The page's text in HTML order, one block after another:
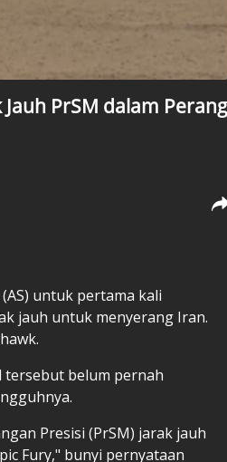
PrSM dalam Perang
untuk pertama kali
jauh untuk menyerang Iran.
tersebut belum pernah
Presisi (PrSM) jarak jauh
Fury," bunyi pernyataan